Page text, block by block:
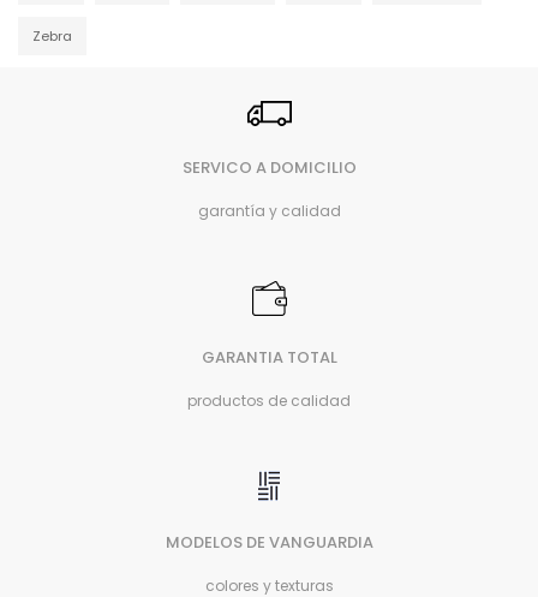
Zebra
SERVICO A DOMICILIO
garantía y calidad
GARANTIA TOTAL
productos de calidad
MODELOS DE VANGUARDIA
colores y texturas